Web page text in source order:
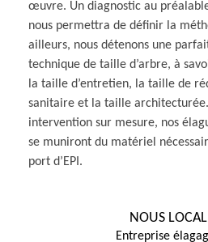
œuvre. Un diagnostic au
nous permettra de définir la
ailleurs, nous détenons une
technique de taille d’arbre, à
la taille d’entretien, la taille de
sanitaire et la taille architecturée.
intervention sur mesure, nos
se muniront du matériel
port d’EPI.
NOUS
Entreprise